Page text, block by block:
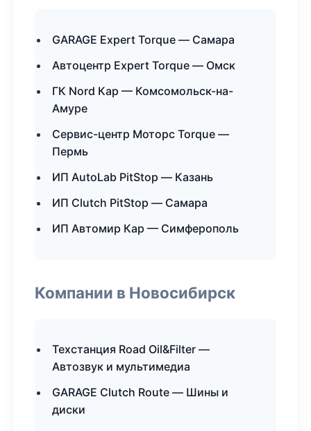
GARAGE Expert Torque — Самара
Автоцентр Expert Torque — Омск
ГК Nord Кар — Комсомольск-на-
Амуре
Сервис-центр Моторс Torque —
Пермь
ИП AutoLab PitStop — Казань
ИП Clutch PitStop — Самара
ИП Автомир Кар — Симферополь
Компании в Новосибирск
Техстанция Road Oil&Filter —
Автозвук и мультимедиа
GARAGE Clutch Route — Шины и
диски